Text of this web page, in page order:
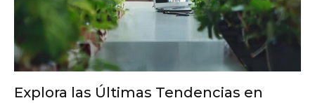
Explora las Últimas Tendencias en